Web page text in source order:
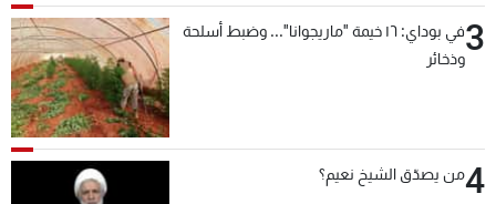
3
في بوداي: ١٦ خيمة "ماريجوانا"... وضبط أسلحة
وذخائر
4من يصدّق الشيخ نعيم؟